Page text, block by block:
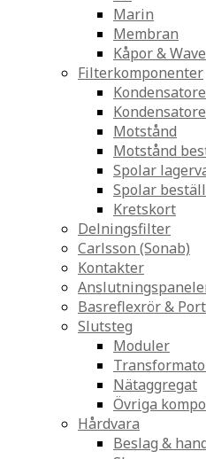
Marin
Membran
Kåpor &
Filterkomponenter
Motstånd
Motstånd
Spolar
Spolar
Kretskort
Delningsfilter
Carlsson (Sonab)
Kontakter
Basreflexrör &
Slutsteg
Moduler
Nätaggregat
Övriga
Hårdvara
Beslag &